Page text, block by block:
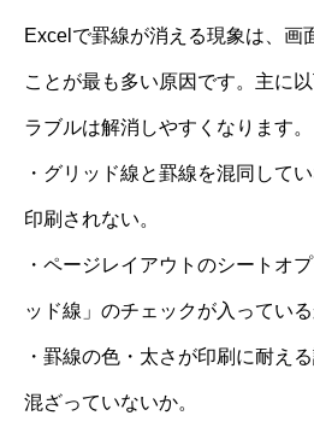
Excelで罫線が消える現象は、画
ことが最も多い原因です。主に
ラブルは解消しやすくなります。
・グリッド線と罫線を混同して
印刷されない。
・ページレイアウトのシートオ
ッド線」のチェックが入っている
・罫線の色・太さが印刷に耐え
混ざっていないか。